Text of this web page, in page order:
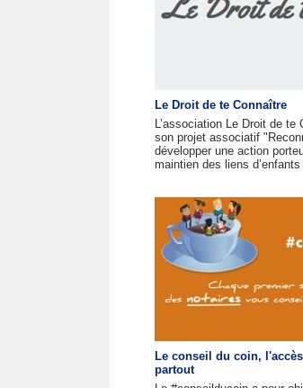
Le Droit de te Connaître
L’association Le Droit de
son projet associatif
développer une action
maintien des liens
Le conseil du coin,
partout